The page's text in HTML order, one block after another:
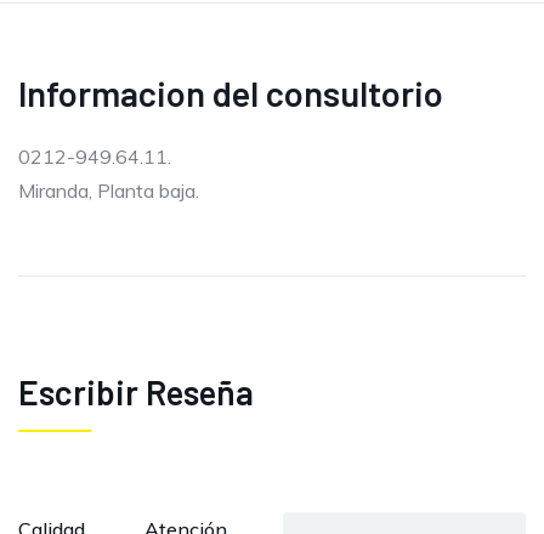
Informacion del consultorio
0212-949.64.11.
Miranda, Planta baja.
Escribir Reseña
Calidad Atención